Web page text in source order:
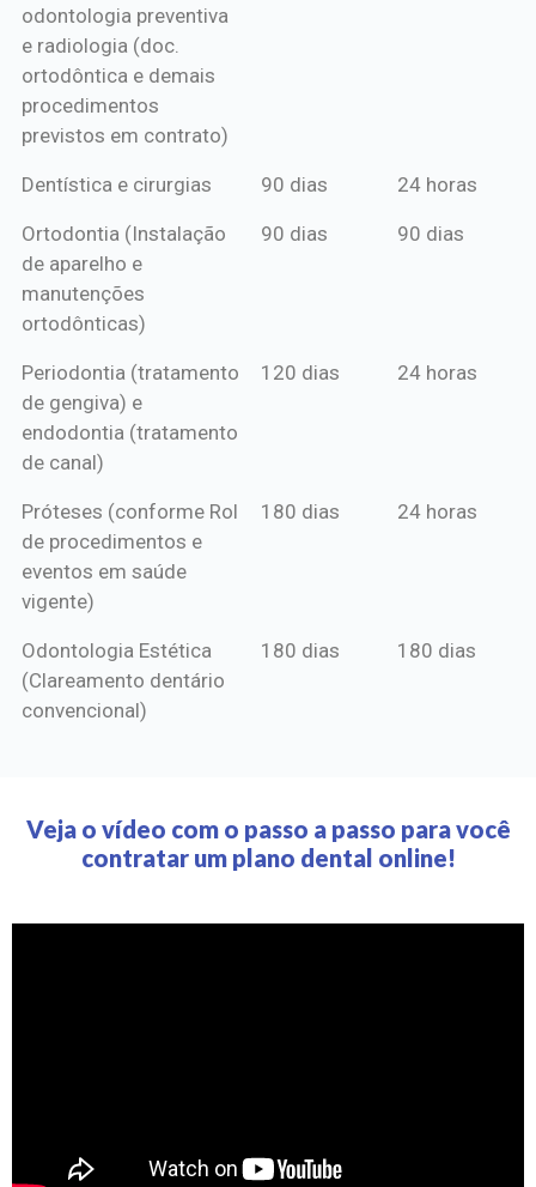
odontologia preventiva
e radiologia (doc.
ortodôntica e demais
procedimentos
previstos em contrato)
Dentística e cirurgias 90 dias 24 horas
Ortodontia (Instalação
de aparelho e
manutenções
ortodônticas)
90 dias 90 dias
Periodontia (tratamento
de gengiva) e
endodontia (tratamento
de canal)
120 dias 24 horas
Próteses (conforme Rol
de procedimentos e
eventos em saúde
vigente)
180 dias 24 horas
Odontologia Estética
(Clareamento dentário
convencional)
180 dias 180 dias
Veja o vídeo com o passo a passo para você
contratar um plano dental online!